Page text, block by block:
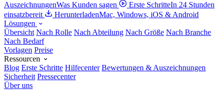
AuszeichnungenWas Kunden sagen Erste SchritteIn 24 Stunden
einsatzbereit
HerunterladenMac, Windows, iOS & Android
Lösungen
Übersicht Nach Rolle Nach Abteilung Nach Größe Nach Branche
Nach Bedarf
Vorlagen Preise
Ressourcen
Blog Erste Schritte Hilfecenter Bewertungen & Auszeichnungen
Sicherheit Pressecenter
Über uns